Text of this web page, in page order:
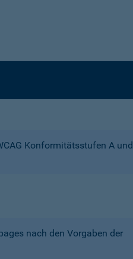
Konformitätsstufen A und
nach den Vorgaben der